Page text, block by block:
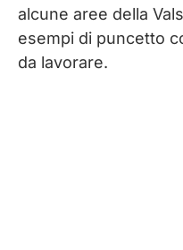
alcune aree della
esempi di puncetto
da lavorare.